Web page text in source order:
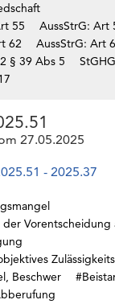
55
AussStrG: Art
62
AussStrG: Art
§ 39 Abs 5
27.05.2025
- 2025.37
Vorentscheidung
Beschwer